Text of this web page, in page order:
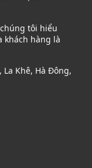
tôi hiểu
khách hàng là
La Khê, Hà Đông,